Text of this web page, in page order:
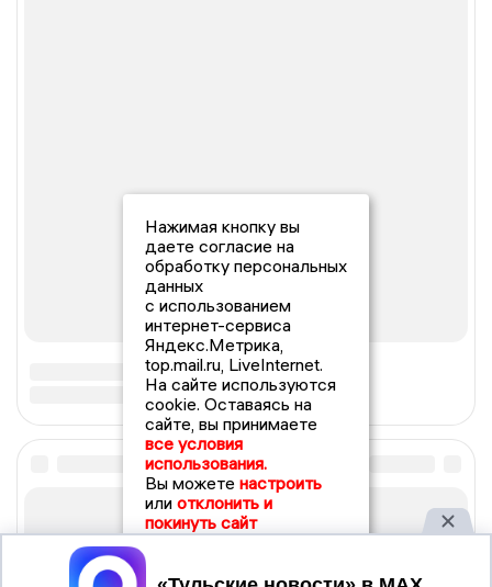
Нажимая кнопку вы
даете согласие на
обработку персональных
данных
с использованием
интернет-сервиса
Яндекс.Метрика,
top.mail.ru, LiveInternet.
На сайте используются
cookie. Оставаясь на
сайте, вы принимаете
все условия
использования.
Вы можете настроить
или отклонить и
покинуть сайт
Принять